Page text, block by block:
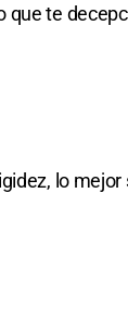
que te
lo